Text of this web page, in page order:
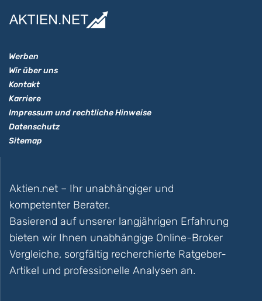
Werben
Wir über uns
Kontakt
Karriere
Impressum und rechtliche Hinweise
Datenschutz
Sitemap
Aktien.net – Ihr unabhängiger und
kompetenter Berater.
Basierend auf unserer langjährigen Erfahrung
bieten wir Ihnen unabhängige Online-Broker
Vergleiche, sorgfältig recherchierte Ratgeber-
Artikel und professionelle Analysen an.